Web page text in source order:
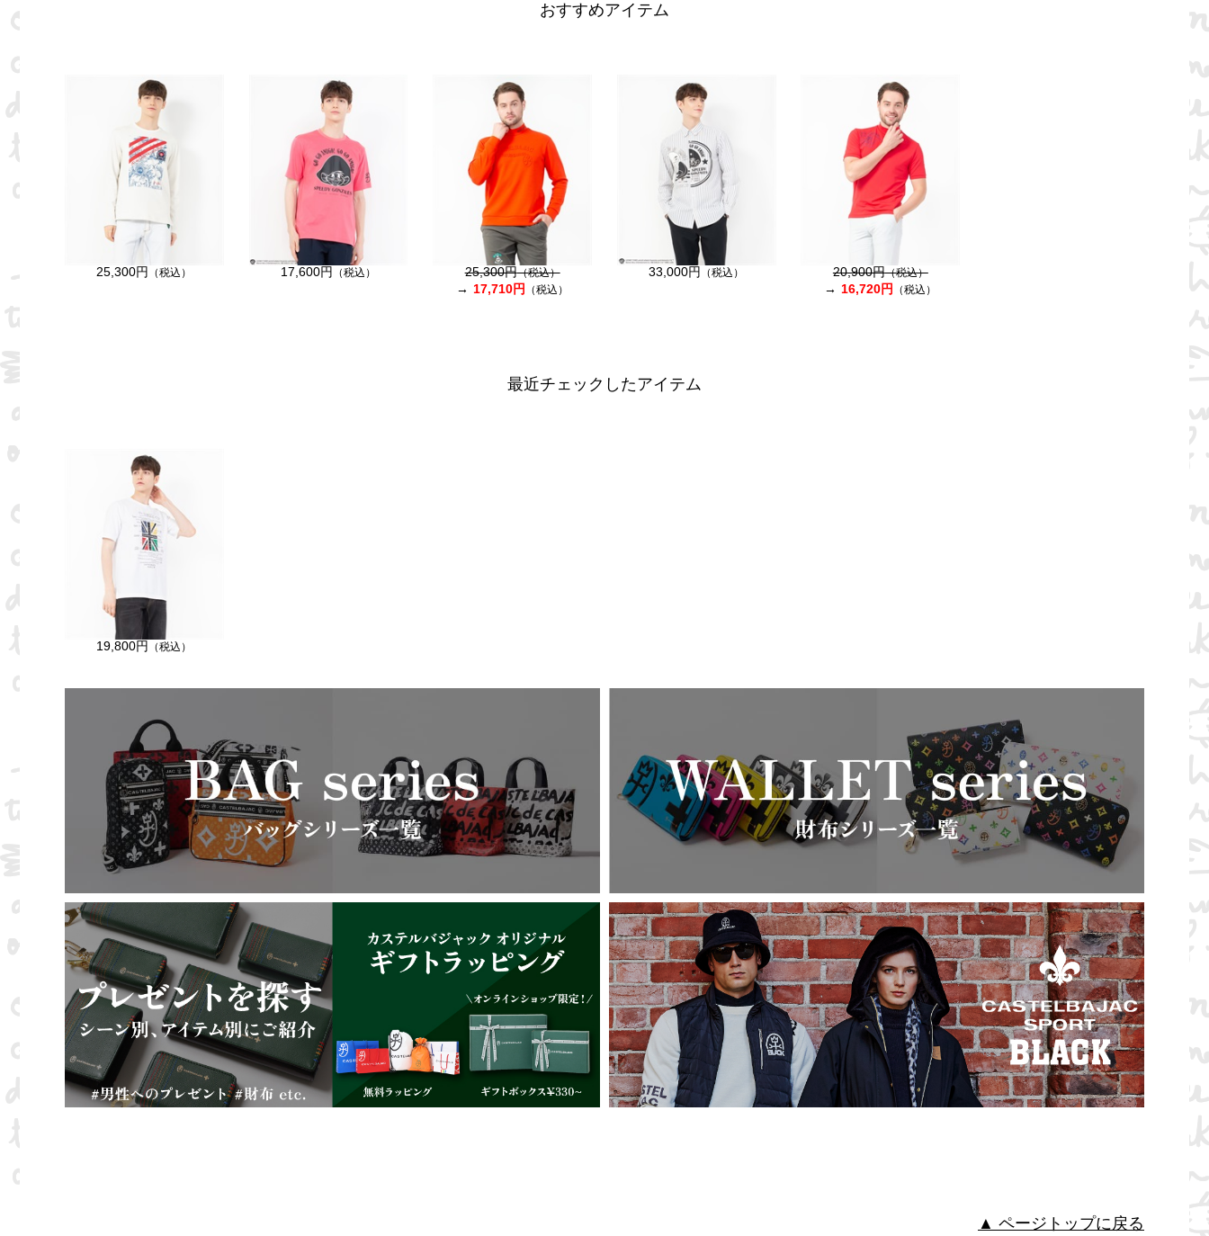
おすすめアイテム
25,300円 （税込） 17,600円 （税込） 25,300円（税込）
17,710円 （税込）
33,000円 （税込） 20,900円（税込）
16,720円 （税込）
最近チェックしたアイテム
19,800円 （税込）
▲ ページトップに戻る